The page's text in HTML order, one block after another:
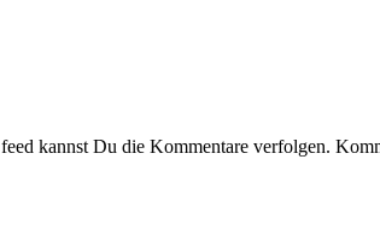
feed kannst Du die Kommentare verfolgen.